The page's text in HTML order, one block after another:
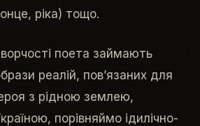
ріка) тощо.
поета займають
реалій, пов’язаних для
з рідною землею,
порівняймо ідилічно-